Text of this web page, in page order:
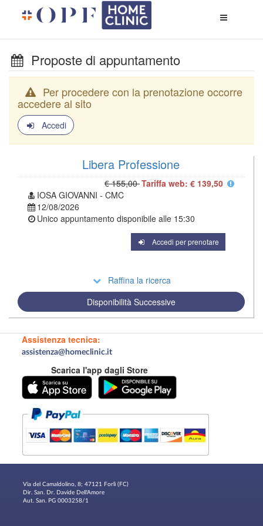
di
Proposte di appuntamento
Per procedere con la prenotazione occorre
accedere al sito
Accedi
Libera Professione
€ 155,00Tariffa web: € 139,50
IOSA GIOVANNI - CMC
12/08/2026
Unico appuntamento disponibile alle 15:30
Accedi per prenotare
Raffina la ricerca
Disponibilità Successive
Assistenza tecnica:
assistenza@homeclinic.it
Scarica l'app dagli Store
Via del Camaldolino, 8; 47121 Forlì (FC)
Dir. San. Dr. Davide Dell'Amore
Aut. San. PG 0003258/1